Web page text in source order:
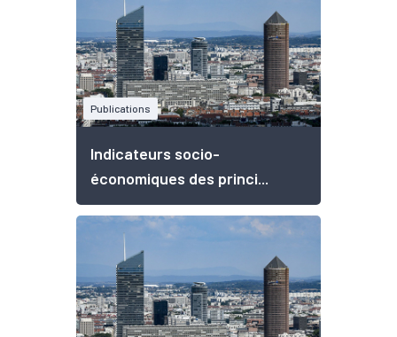
Publications
Indicateurs socio-
économiques des princi...